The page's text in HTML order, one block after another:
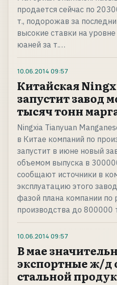
продается сейчас по
т., подорожав за
высокие ставки на
юаней за т.…
10.06.2014 09:57
Китайская
запустит завод
тысяч тонн
Ningxia Tianyuan
в Китае компаний по
запустит в июне новый
объемом выпуска в
сообщают источники в
эксплуатацию этого
фазой плана компании по
производства до 800000
10.06.2014 09:57
В мае
экспортные ж/д
стальной